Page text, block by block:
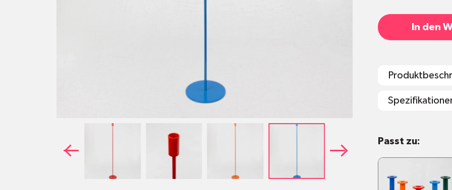
In den
Verfügbar in 5
Masse: Höhe
Sozial
Passt zu: